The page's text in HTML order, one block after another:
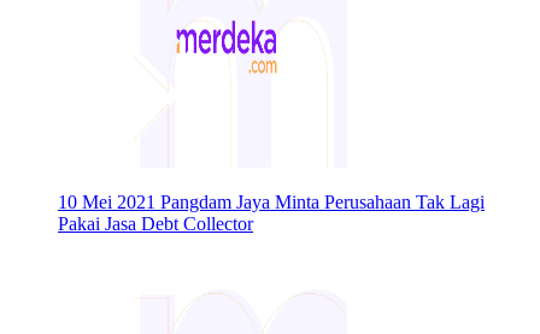
10 Mei 2021 Pangdam Jaya Minta Perusahaan Tak Lagi
Pakai Jasa Debt Collector